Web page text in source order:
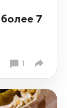
7
1